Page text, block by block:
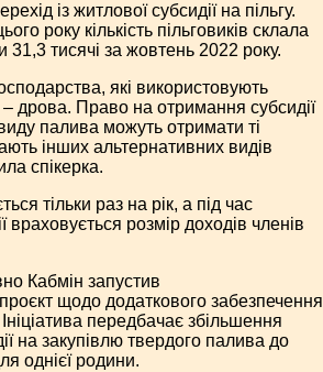
із житлової субсидії на пільгу.
року кількість пільговиків склала
31,3 тисячі за жовтень 2022 року.
які використовують
дрова. Право на отримання субсидії
палива можуть отримати ті
інших альтернативних видів
спікерка.
тільки раз на рік, а під час
враховується розмір доходів членів
Кабмін запустив
щодо додаткового забезпечення
передбачає збільшення
на закупівлю твердого палива до
однієї родини.